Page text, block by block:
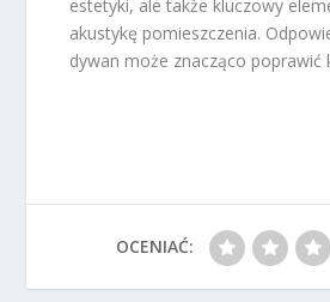
estetyki, ale także kluczowy
akustykę pomieszczenia.
dywan może znacząco poprawić
OCENIAĆ: